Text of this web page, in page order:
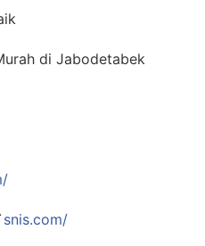
di Jabodetabek
snis.com/